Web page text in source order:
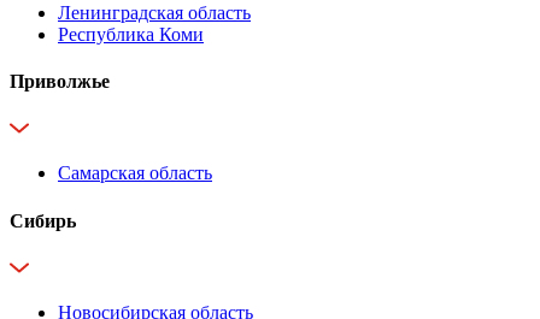
Ленинградская область
Республика Коми
Приволжье
Самарская область
Сибирь
Новосибирская область